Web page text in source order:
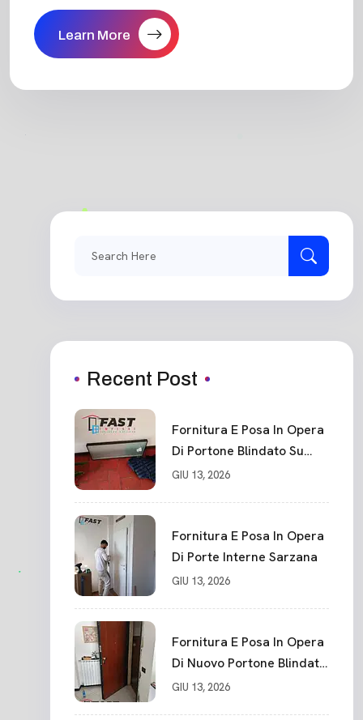
Learn More
Recent Post
Fornitura E Posa In Opera
Di Portone Blindato Su
Misura In PVC, Panello
Punti La Spezia
GIU 13, 2026
Fornitura E Posa In Opera
Di Porte Interne Sarzana
GIU 13, 2026
Fornitura E Posa In Opera
Di Nuovo Portone Blindato
La Spezia
GIU 13, 2026